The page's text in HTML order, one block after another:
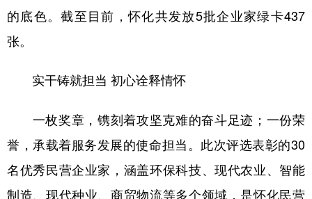
的底色。截至目前，怀化共发放5批企业家绿卡437
张。
实干铸就担当 初心诠释情怀
一枚奖章，镌刻着攻坚克难的奋斗足迹；一份荣
誉，承载着服务发展的使命担当。此次评选表彰的30
名优秀民营企业家，涵盖环保科技、现代农业、智能
制造、现代种业、商贸物流等多个领域，是怀化民营